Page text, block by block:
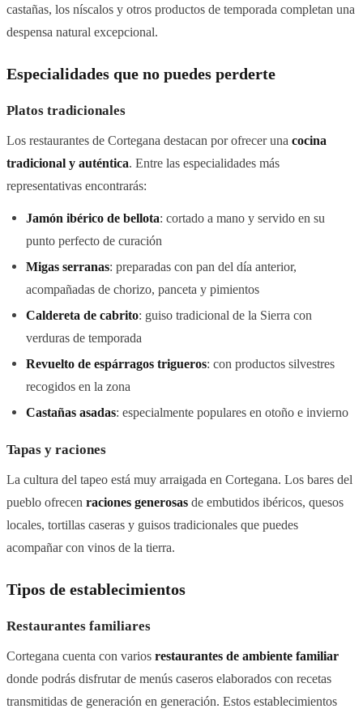
castañas, los níscalos y otros productos de temporada completan una
despensa natural excepcional.
Especialidades que no puedes perderte
Platos tradicionales
Los restaurantes de Cortegana destacan por ofrecer una cocina
tradicional y auténtica. Entre las especialidades más
representativas encontrarás:
Jamón ibérico de bellota: cortado a mano y servido en su
punto perfecto de curación
Migas serranas: preparadas con pan del día anterior,
acompañadas de chorizo, panceta y pimientos
Caldereta de cabrito: guiso tradicional de la Sierra con
verduras de temporada
Revuelto de espárragos trigueros: con productos silvestres
recogidos en la zona
Castañas asadas: especialmente populares en otoño e invierno
Tapas y raciones
La cultura del tapeo está muy arraigada en Cortegana. Los bares del
pueblo ofrecen raciones generosas de embutidos ibéricos, quesos
locales, tortillas caseras y guisos tradicionales que puedes
acompañar con vinos de la tierra.
Tipos de establecimientos
Restaurantes familiares
Cortegana cuenta con varios restaurantes de ambiente familiar
donde podrás disfrutar de menús caseros elaborados con recetas
transmitidas de generación en generación. Estos establecimientos